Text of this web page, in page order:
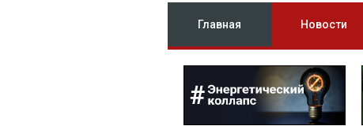
Главная Новости